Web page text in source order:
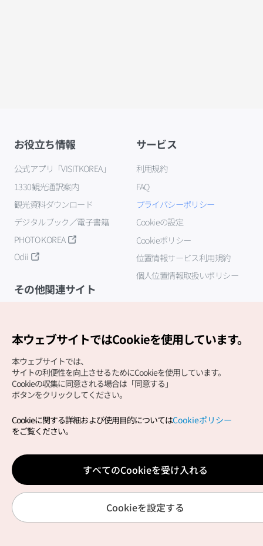
お役立ち情報
公式アプリ「VISITKOREA」
1330観光通訳案内
観光資料ダウンロード
デジタルブック／電子書籍
PHOTO KOREA
Odii
サービス
利用規約
FAQ
プライバシーポリシー
Cookieの設定
Cookieポリシー
位置情報サービス利用規約
個人位置情報取扱いポリシー
その他関連サイト
Copyright (c) Korea Tourism Organization All Rights
サイトエラー報告公式メール
japanese@knto.or.kr
本ウェブサイトではCookieを使用しています。
本ウェブサイトでは、
サイトの利便性を向上させるためにCookieを使用しています。
Cookieの収集に同意される場合は「同意する」
ボタンをクリックしてください。
Cookieに関する詳細および使用目的についてはCookieポリシー
をご覧ください。
すべてのCookieを受け入れる
Cookieを設定する